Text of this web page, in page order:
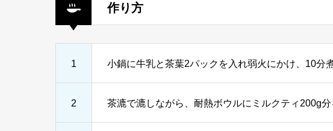
作り方
1 小鍋に牛乳と茶葉2パックを入れ弱火にかけ、10分煮
2 茶漉で漉しながら、耐熱ボウルにミルクティ200g分